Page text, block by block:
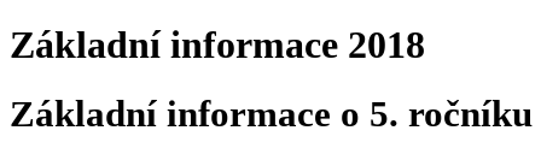
Základní informace 2018
Základní informace o 5. ročníku